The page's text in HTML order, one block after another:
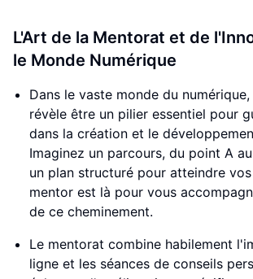
L'Art de la Mentorat et de
le Monde Numérique
Dans le vaste monde du
révèle être un pilier essentiel pour
dans la création et le
Imaginez un parcours, du point A
un plan structuré pour atteindre
mentor est là pour vous
de ce cheminement.
Le mentorat combine habilement
ligne et les séances de conseils